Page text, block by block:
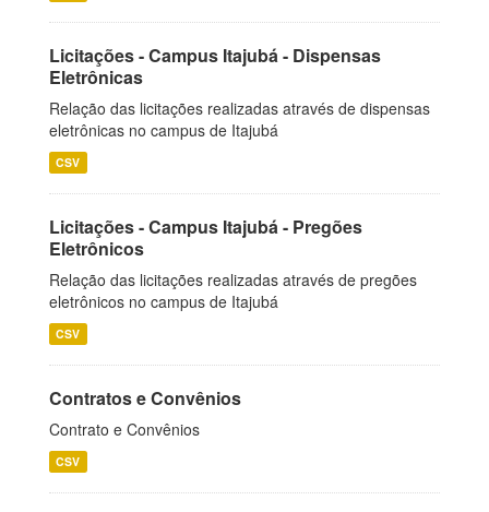
Licitações - Campus Itajubá - Dispensas
Eletrônicas
Relação das licitações realizadas através de dispensas
eletrônicas no campus de Itajubá
CSV
Licitações - Campus Itajubá - Pregões
Eletrônicos
Relação das licitações realizadas através de pregões
eletrônicos no campus de Itajubá
CSV
Contratos e Convênios
Contrato e Convênios
CSV